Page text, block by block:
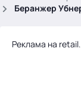
Беранжер
Реклама на